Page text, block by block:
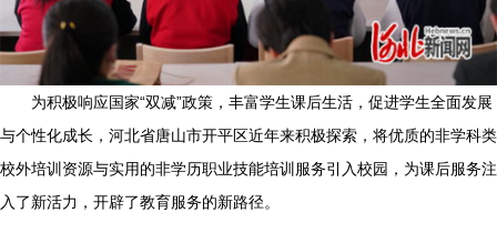
为积极响应国家“双减”政策，丰富学生课后生活，促进学生全面发展
与个性化成长，河北省唐山市开平区近年来积极探索，将优质的非学科类
校外培训资源与实用的非学历职业技能培训服务引入校园，为课后服务注
入了新活力，开辟了教育服务的新路径。